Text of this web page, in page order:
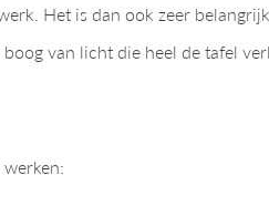
Het is dan ook zeer
van licht die heel de tafel